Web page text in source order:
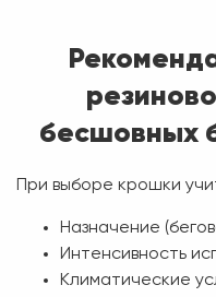
бесшовных
При выборе крошки
Назначение
Интенсивность
Климатические